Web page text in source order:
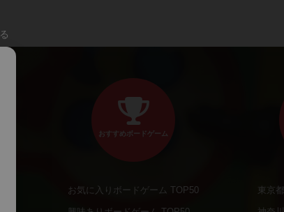
おすすめボードゲーム
お気に入りボードゲーム TOP50 東京